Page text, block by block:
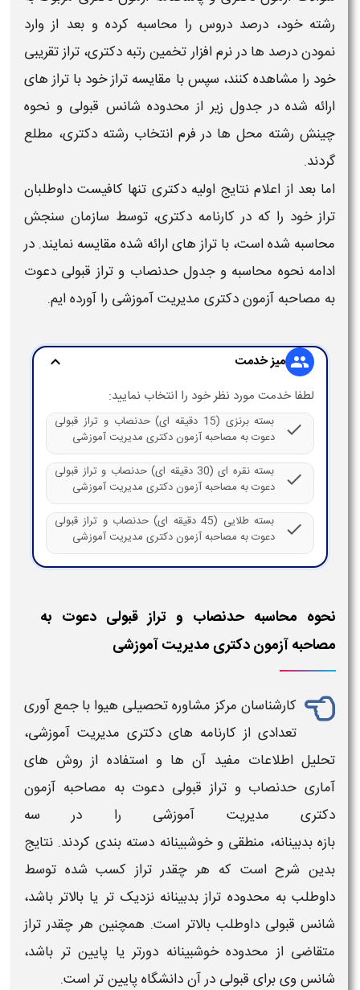
رشته خود، درصد دروس را محاسبه کرده و بعد از وارد
نمودن درصد ها در نرم افزار تخمینرتبه دکتری، تراز تقریبی
خود را مشاهده کنند، سپس با مقایسه ترازخود با ترازهای
ارائه شده در جدول زیر از محدوده شانس قبولی و نحوه
چینش رشته محل ها در فرم انتخاب رشتهدکتری، مطلع
گردند.
اما بعد از اعلام نتایج اولیه دکتری تنها کافیست داوطلبان
تراز خود را که در کارنامه دکتری، توسط سازمان سنجش
محاسبه شده است، با ترازهای ارائه شده مقایسه نمایند. در
ادامه نحوه محاسبه وجدول حدنصاب و تراز قبولی دعوت
به مصاحبه آزمون دکتری مدیریت آموزشی را آورده ایم.
group میز خدمت expand_more
لطفا خدمت مورد نظر خود را انتخاب نمایید:
check
بسته برنزی (15 دقیقه ای) حدنصاب و تراز قبولی
دعوت به مصاحبه آزمون دکتری مدیریت آموزشی
check
بسته نقره ای (30 دقیقه ای) حدنصاب و تراز قبولی
دعوت به مصاحبه آزمون دکتری مدیریت آموزشی
check
بسته طلایی (45 دقیقه ای) حدنصاب و تراز قبولی
دعوت به مصاحبه آزمون دکتری مدیریت آموزشی
نحوه محاسبه حدنصاب و تراز قبولی دعوت به
مصاحبه آزمون دکتری مدیریت آموزشی
کارشناسان مرکز مشاوره تحصیلی هیوا با جمع آوری
تعدادی از کارنامه های دکتری مدیریت آموزشی،
تحلیل اطلاعات مفید آن ها و استفاده از روش های
آماری حدنصاب و تراز قبولی دعوت به مصاحبه آزمون
دکتری مدیریت آموزشی را در سه
بازه بدبینانه، منطقی و خوشبینانه دسته بندی کردند. نتایج
بدین شرح است که هر چقدر تراز کسب شده توسط
داوطلب به محدوده تراز بدبینانه نزدیک تر یا بالاتر باشد،
شانس قبولی داوطلب بالاتر است. همچنین هر چقدر تراز
متقاضی از محدوده خوشبینانه دورتر یا پایین تر باشد،
شانس وی برای قبولی در آن دانشگاه پایین تر است.